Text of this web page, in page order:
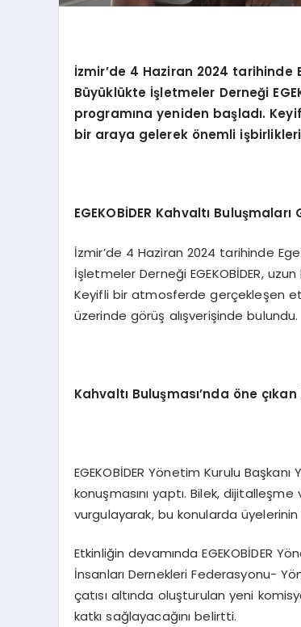
İzmir’de 4 Haziran 2024 tarihinde
Büyüklükte İşletmeler Derneği
programına yeniden başladı.
bir araya gelerek önemli
EGEKOBİDER Kahvaltı
İzmir’de 4 Haziran 2024 tarihinde
İşletmeler Derneği EGEKOBİDER,
Keyifli bir atmosferde gerçekleşen
üzerinde görüş alışverişinde bulundu.
Kahvaltı Buluşması’nda öne
EGEKOBİDER Yönetim Kurulu
konuşmasını yaptı. Bilek,
vurgulayarak, bu konularda
Etkinliğin devamında EGEKOBİDER
İnsanları Dernekleri Federasyonu-
çatısı altında oluşturulan yeni
katkı sağlayacağını belirtti.